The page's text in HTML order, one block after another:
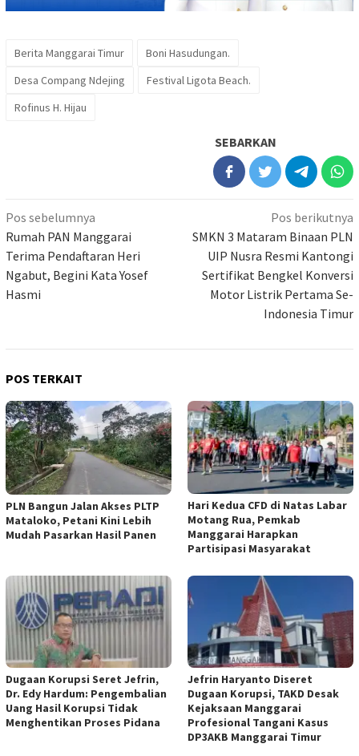
Berita Manggarai Timur
Boni Hasudungan.
Desa Compang Ndejing
Festival Ligota Beach.
Rofinus H. Hijau
SEBARKAN
Navigasi
pos
Pos sebelumnya
Rumah PAN Manggarai
Terima Pendaftaran Heri
Ngabut, Begini Kata Yosef
Hasmi
Pos berikutnya
SMKN 3 Mataram Binaan PLN
UIP Nusra Resmi Kantongi
Sertifikat Bengkel Konversi
Motor Listrik Pertama Se-
Indonesia Timur
POS TERKAIT
PLN Bangun Jalan Akses PLTP
Mataloko, Petani Kini Lebih
Mudah Pasarkan Hasil Panen
Hari Kedua CFD di Natas Labar
Motang Rua, Pemkab
Manggarai Harapkan
Partisipasi Masyarakat
Dugaan Korupsi Seret Jefrin,
Dr. Edy Hardum: Pengembalian
Uang Hasil Korupsi Tidak
Menghentikan Proses Pidana
Jefrin Haryanto Diseret
Dugaan Korupsi, TAKD Desak
Kejaksaan Manggarai
Profesional Tangani Kasus
DP3AKB Manggarai Timur